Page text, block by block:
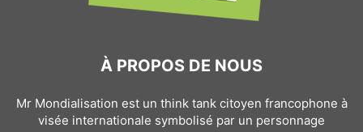
À PROPOS DE NOUS
Mr Mondialisation est un think tank citoyen francophone à
visée internationale symbolisé par un personnage